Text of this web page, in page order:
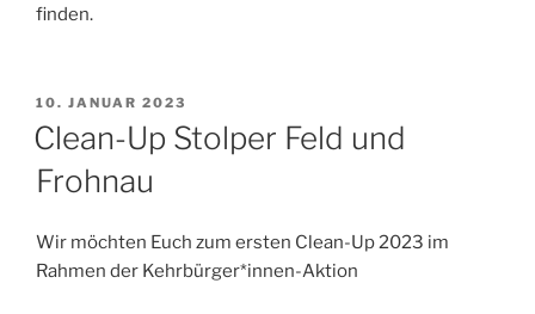
finden.
VERÖFFENTLICHT
AM
10. JANUAR 2023
Clean-Up Stolper Feld und
Frohnau
Wir möchten Euch zum ersten Clean-Up 2023 im
Rahmen der Kehrbürger*innen-Aktion